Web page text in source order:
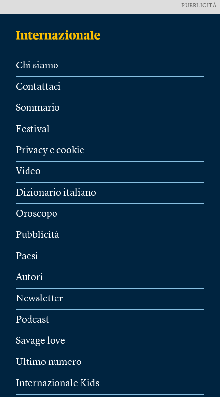
PUBBLICITÀ
Chi siamo
Contattaci
Sommario
Festival
Privacy e cookie
Video
Dizionario italiano
Oroscopo
Pubblicità
Paesi
Autori
Newsletter
Podcast
Savage love
Ultimo numero
Internazionale Kids